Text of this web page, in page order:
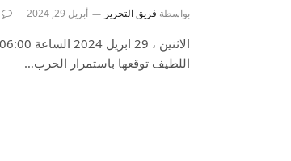
بواسطة فريق التحرير أبريل 29, 2024
اللطيف توقعها باستمرار الحرب…